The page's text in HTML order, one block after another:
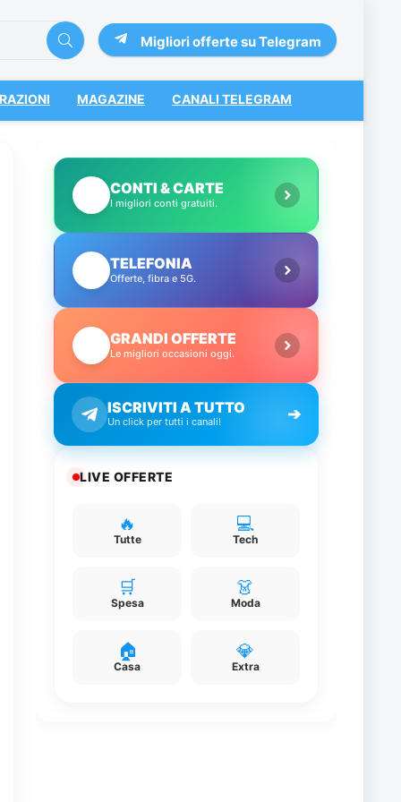
Migliori offerte su Telegram
MAGAZINE CANALI TELEGRAM
CONTI & CARTE
I migliori conti gratuiti.
TELEFONIA
Offerte, fibra e 5G.
GRANDI OFFERTE
Le migliori occasioni oggi.
ISCRIVITI A TUTTO
Un click per tutti i canali! ➔
LIVE OFFERTE
🔥
Tutte
💻
Tech
🛒
Spesa
👗
Moda
🏠
Casa
💎
Extra